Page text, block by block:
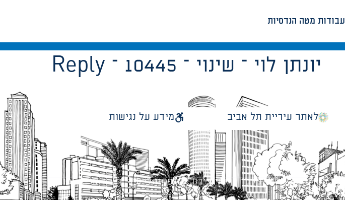
עבודות מטה הנדסיות
Reply – 10445 – יונתן לוי – שינוי
לאתר עיריית תל אביב מידע על נגישות
תכנוניות בלבד למבני ציבור על פי נהלי עיריית תל אביב-יפו.
מעת לעת.